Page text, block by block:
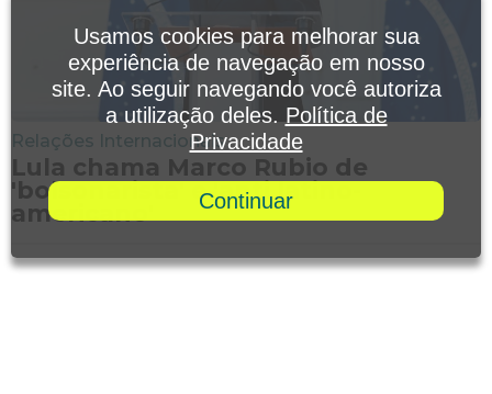
Relações Internacionais
Lula chama Marco Rubio de
'bolsonarista' e 'anti latino-
americano'
Usamos cookies para melhorar sua
experiência de navegação em nosso
site. Ao seguir navegando você autoriza
a utilização deles. Política de
Privacidade
Continuar